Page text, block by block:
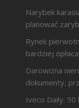
Narybek
planować
Rynek
bardziej
Darowizna
dokumenty,
Iveco Daily: